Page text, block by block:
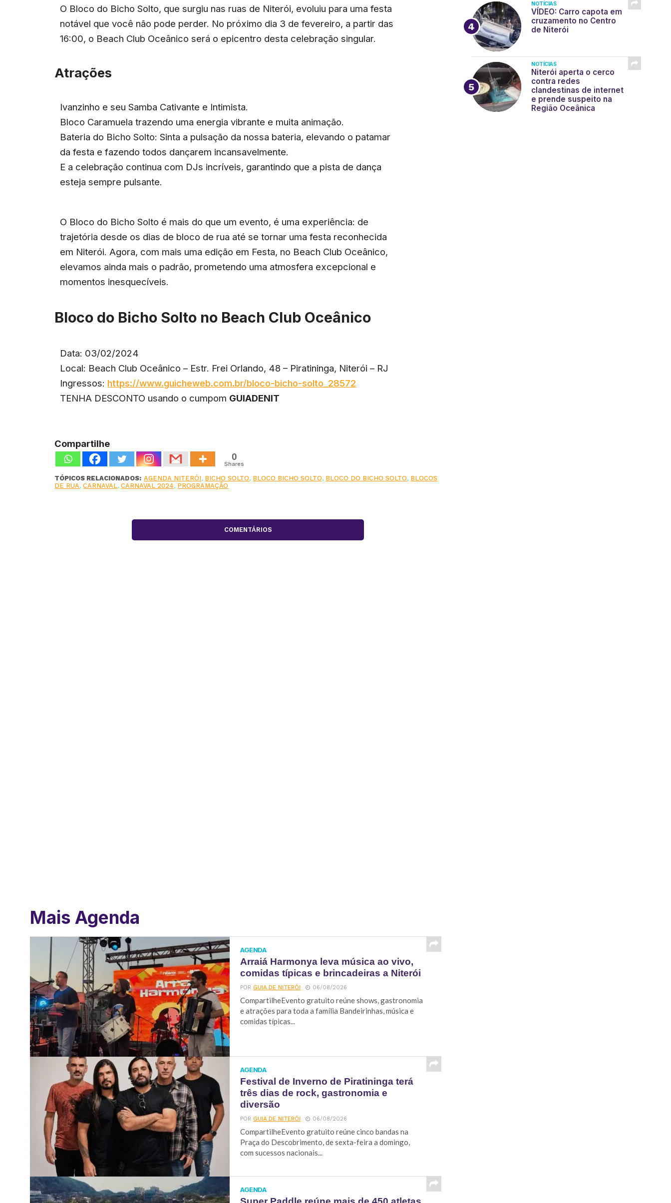
O Bloco do Bicho Solto, que surgiu nas ruas de Niterói, evoluiu para uma festa
notável que você não pode perder. No próximo dia 3 de fevereiro, a partir das
16:00, o Beach Club Oceânico será o epicentro desta celebração singular.
Atrações
Ivanzinho e seu Samba Cativante e Intimista.
Bloco Caramuela trazendo uma energia vibrante e muita animação.
Bateria do Bicho Solto: Sinta a pulsação da nossa bateria, elevando o patamar
da festa e fazendo todos dançarem incansavelmente.
E a celebração continua com DJs incríveis, garantindo que a pista de dança
esteja sempre pulsante.
O Bloco do Bicho Solto é mais do que um evento, é uma experiência: de
trajetória desde os dias de bloco de rua até se tornar uma festa reconhecida
em Niterói. Agora, com mais uma edição em Festa, no Beach Club Oceânico,
elevamos ainda mais o padrão, prometendo uma atmosfera excepcional e
momentos inesquecíveis.
Bloco do Bicho Solto no Beach Club Oceânico
Data: 03/02/2024
Local: Beach Club Oceânico – Estr. Frei Orlando, 48 – Piratininga, Niterói – RJ
Ingressos: https://www.guicheweb.com.br/bloco-bicho-solto_28572
TENHA DESCONTO usando o cumpom GUIADENIT
Compartilhe
0
Shares
TÓPICOS RELACIONADOS: AGENDA NITERÓI, BICHO SOLTO, BLOCO BICHO SOLTO, BLOCO DO BICHO SOLTO, BLOCOS
DE RUA,CARNAVAL,CARNAVAL 2024, PROGRAMAÇÃO
COMENTÁRIOS
Mais Agenda
AGENDA
Arraiá Harmonya leva música ao vivo,
comidas típicas e brincadeiras a Niterói
PORGUIA DE NITERÓI 06/08/2026
CompartilheEvento gratuito reúne shows, gastronomia
e atrações para toda a família Bandeirinhas, música e
comidas típicas...
AGENDA
Festival de Inverno de Piratininga terá
três dias de rock, gastronomia e
diversão
PORGUIA DE NITERÓI 06/08/2026
CompartilheEvento gratuito reúne cinco bandas na
Praça do Descobrimento, de sexta-feira a domingo,
com sucessos nacionais...
AGENDA
NOTÍCIAS
VÍDEO: Carro capota em
cruzamento no Centro
de Niterói
NOTÍCIAS
Niterói aperta o cerco
contra redes
clandestinas de internet
e prende suspeito na
Região Oceânica